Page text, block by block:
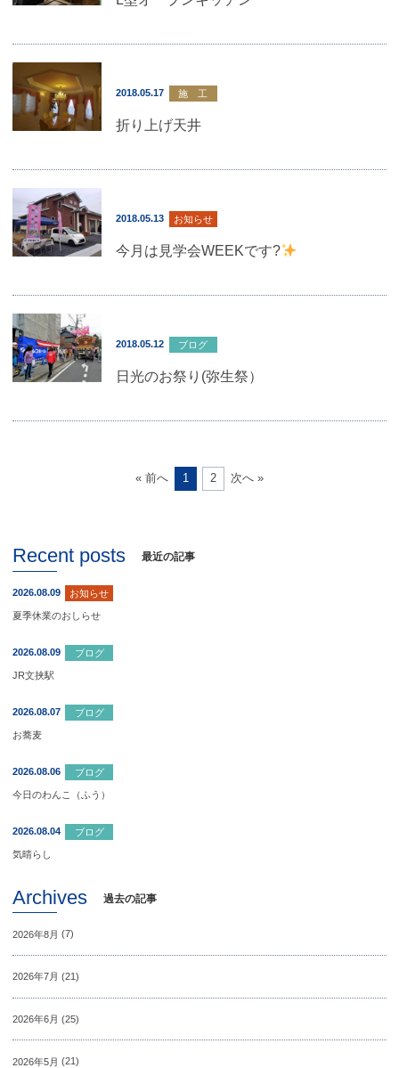
2018.05.17 施 工
折り上げ天井
2018.05.13 お知らせ
今月は見学会WEEKです?
2018.05.12 ブログ
日光のお祭り(弥生祭）
« 前へ 1 2 次へ »
Recent posts 最近の記事
2026.08.09 お知らせ
夏季休業のおしらせ
2026.08.09 ブログ
JR文挟駅
2026.08.07 ブログ
お蕎麦
2026.08.06 ブログ
今日のわんこ（ふう）
2026.08.04 ブログ
気晴らし
Archives 過去の記事
2026年8月 (7)
2026年7月 (21)
2026年6月 (25)
2026年5月 (21)